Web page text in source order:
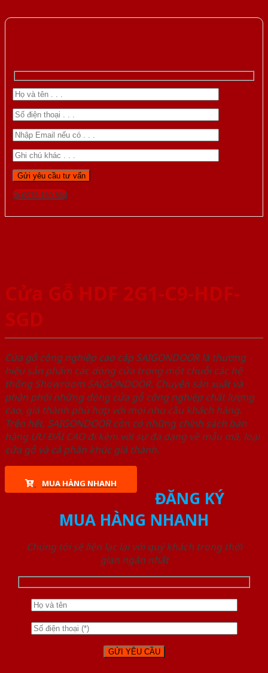
Gọi 0976.169.864
Cửa Gỗ HDF 2G1-C9-HDF-
SGD
Cửa gỗ công nghiệp cao cấp SAIGONDOOR là thương
hiệu sản phẩm các dòng cửa trong một chuỗi các hệ
thống Showroom SAIGONDOOR. Chuyên sản xuất và
phân phối những dòng cửa gỗ công nghiệp chất lượng
cao, giá thành phù hợp với mọi nhu cầu khách hàng.
Trên hết, SAIGONDOOR còn có những chính sách bán
hàng ƯU ĐÃI CAO đi kèm với sự đa dạng về mẫu mã, loại
cửa gỗ và cả phân khúc giá thành.
MUA HÀNG NHANH
ĐĂNG KÝ
MUA HÀNG NHANH
Chúng tôi sẽ liên lạc lại với quý khách trong thời
gian ngắn nhất